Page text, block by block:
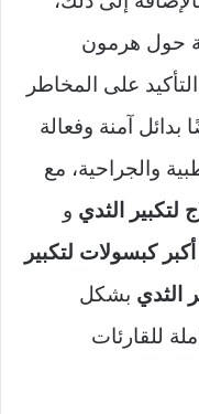
حول هرمون
على المخاطر
بدائل آمنة وفعالة
والجراحية، مع
لتكبير الثدي و
أكبر كبسولات لتكبير
بشكل
للقارئات